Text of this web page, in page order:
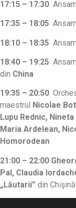
17:15 – 17:30
17:35 – 18:05
18:10 – 18:35
18:40 – 19:25
din China
19:35 – 20:50
maestrul
Nicolae
Lupu Rednic,
Maria Ardelean,
Homorodean
21:00 – 22:00
Pal, Claudia
„Lăutarii” din